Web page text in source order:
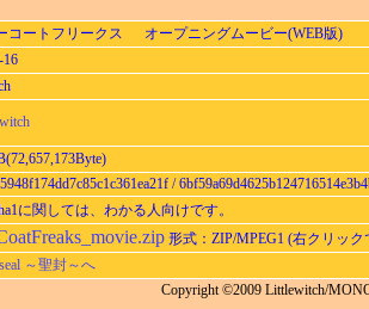
コートフリークス オープニングムービー(WEB版)
16
/
に関しては、わかる人向けです。
形式：ZIP/MPEG1 (右クリッ
～聖封～へ
Copyright ©2009 Littlewitch/